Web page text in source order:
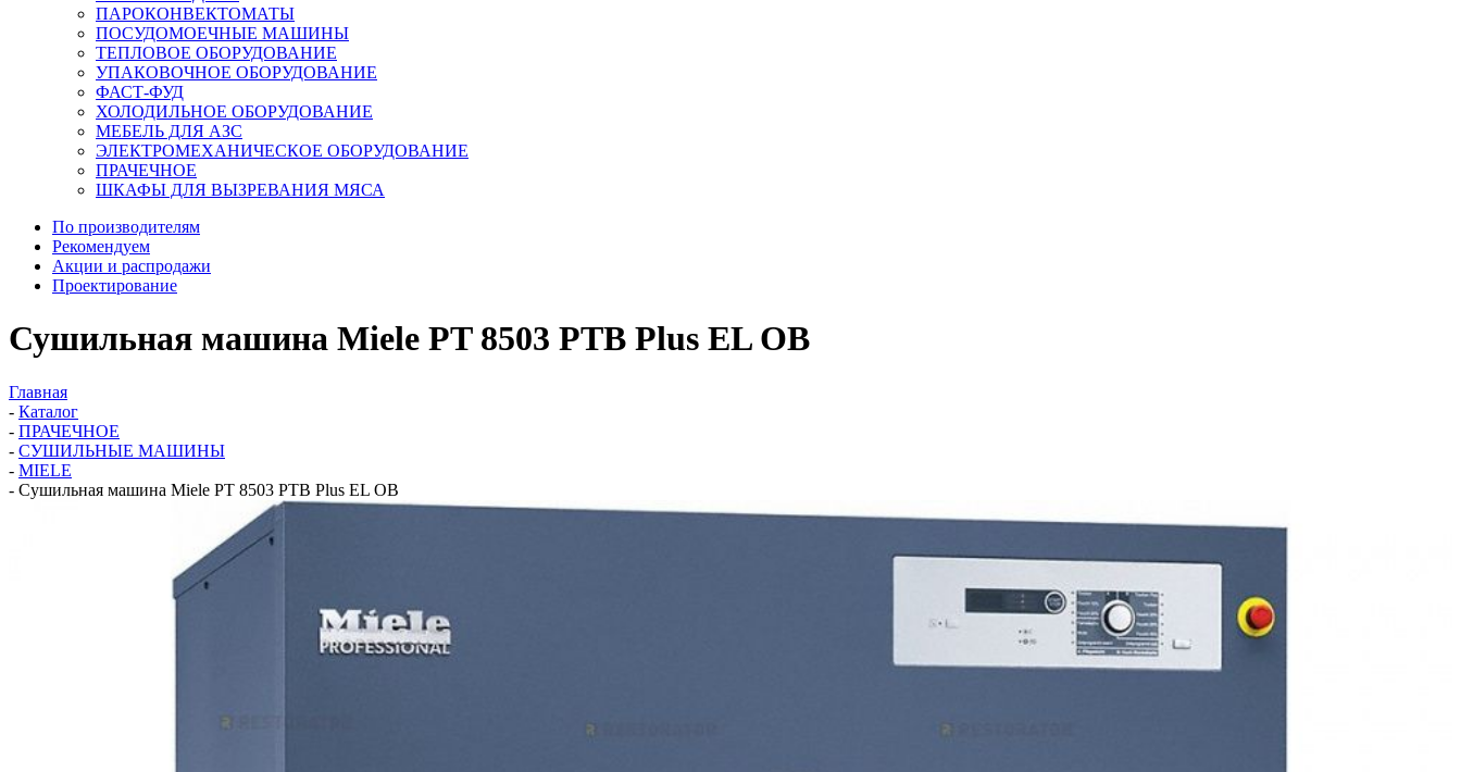
ПАРОКОНВЕКТОМАТЫ
ПОСУДОМОЕЧНЫЕ МАШИНЫ
ТЕПЛОВОЕ ОБОРУДОВАНИЕ
УПАКОВОЧНОЕ ОБОРУДОВАНИЕ
ФАСТ-ФУД
ХОЛОДИЛЬНОЕ ОБОРУДОВАНИЕ
МЕБЕЛЬ ДЛЯ АЗС
ЭЛЕКТРОМЕХАНИЧЕСКОЕ ОБОРУДОВАНИЕ
ПРАЧЕЧНОЕ
ШКАФЫ ДЛЯ ВЫЗРЕВАНИЯ МЯСА
По производителям
Рекомендуем
Акции и распродажи
Проектирование
Сушильная машина Miele PT 8503 PTB Plus EL OB
Главная
- Каталог
- ПРАЧЕЧНОЕ
- СУШИЛЬНЫЕ МАШИНЫ
- MIELE
- Сушильная машина Miele PT 8503 PTB Plus EL OB